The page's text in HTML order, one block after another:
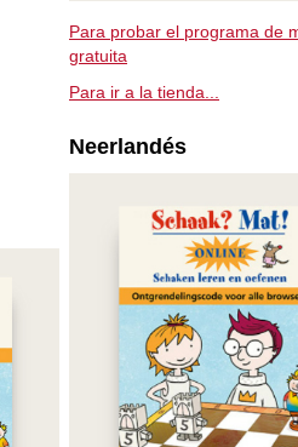
Para probar el programa de
gratuita
Para ir a la tienda...
Neerlandés